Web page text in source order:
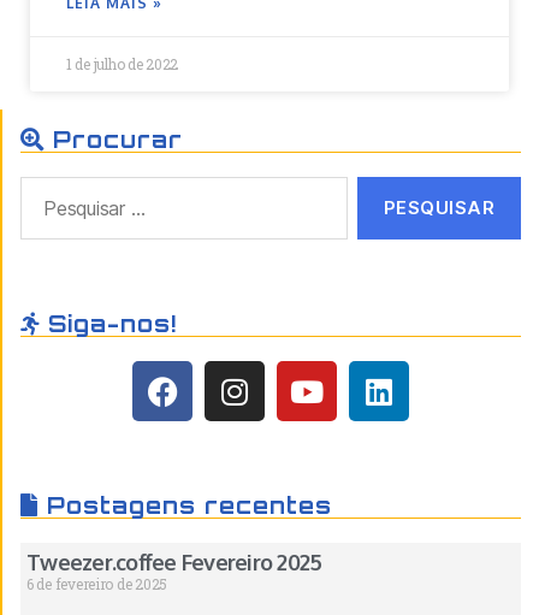
1 de julho de 2022
Procurar
Siga-nos!
Postagens recentes
Tweezer.coffee Fevereiro 2025
6 de fevereiro de 2025